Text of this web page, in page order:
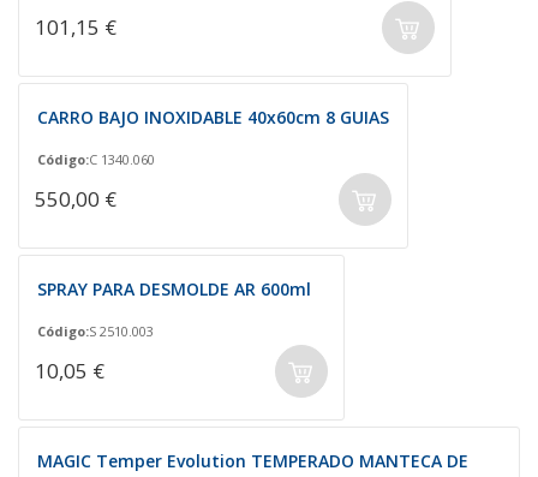
101,15 €
CARRO BAJO INOXIDABLE 40x60cm 8 GUIAS
Código:C 1340.060
550,00 €
SPRAY PARA DESMOLDE AR 600ml
Código:S 2510.003
10,05 €
MAGIC Temper Evolution TEMPERADO MANTECA DE